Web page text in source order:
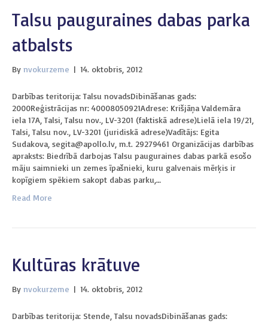
Talsu pauguraines dabas parka
atbalsts
By nvokurzeme | 14. oktobris, 2012
Darbības teritorija: Talsu novadsDibināšanas gads:
2000Reģistrācijas nr: 40008050921Adrese: Krišjāņa Valdemāra
iela 17A, Talsi, Talsu nov., LV-3201 (faktiskā adrese)Lielā iela 19/21,
Talsi, Talsu nov., LV-3201 (juridiskā adrese)Vadītājs: Egita
Sudakova, segita@apollo.lv, m.t. 29279461 Organizācijas darbības
apraksts: Biedrībā darbojas Talsu pauguraines dabas parkā esošo
māju saimnieki un zemes īpašnieki, kuru galvenais mērķis ir
kopīgiem spēkiem sakopt dabas parku,…
Read More
Kultūras krātuve
By nvokurzeme | 14. oktobris, 2012
Darbības teritorija: Stende, Talsu novadsDibināšanas gads: